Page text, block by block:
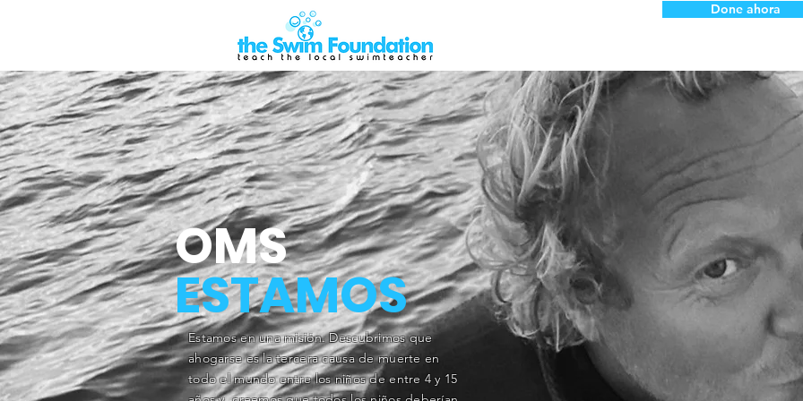
Done ahora
OMS
ESTAMOS
Estamos en una misión. Descubrimos que
ahogarse es la tercera causa de muerte en
todo el mundo entre los niños de entre 4 y 15